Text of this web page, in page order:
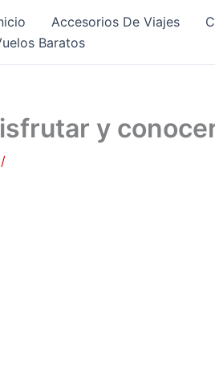
Accesorios De Viajes
Baratos
y
/